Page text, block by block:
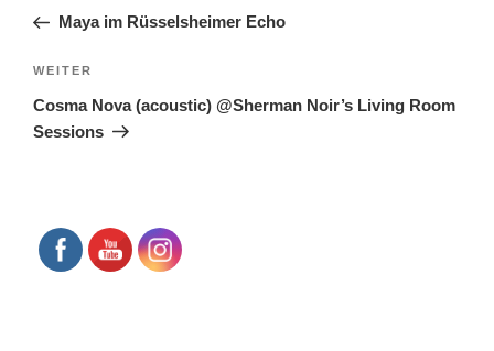
BeitragMaya im Rüsselsheimer Echo
Nächster
Beitrag
WEITER
Cosma Nova (acoustic) @Sherman Noir’s Living Room
Sessions